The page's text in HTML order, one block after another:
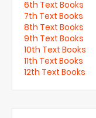
6th Text Books
7th Text Books
8th Text Books
9th Text Books
10th Text Books
11th Text Books
12th Text Books